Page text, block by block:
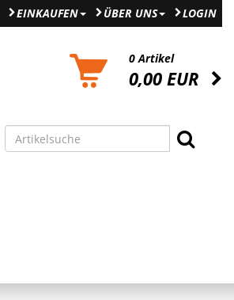
LOGIN
EINKAUFEN ÜBER UNS
0 Artikel
0,00 EUR